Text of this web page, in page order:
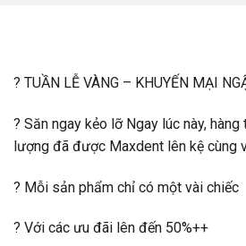
? TUẦN LỄ VÀNG – KHUYẾN MẠI
? Săn ngay kẻo lỡ Ngay lúc này,
lượng đã được Maxdent lên kệ cùng
? Mỗi sản phẩm chỉ có một vài chiếc
? Với các ưu đãi lên đến 50%++